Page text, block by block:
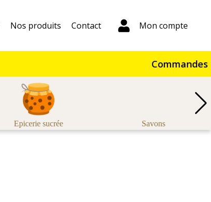
Nos produits Contact Mon compte
Commandes
Epicerie sucrée Savons